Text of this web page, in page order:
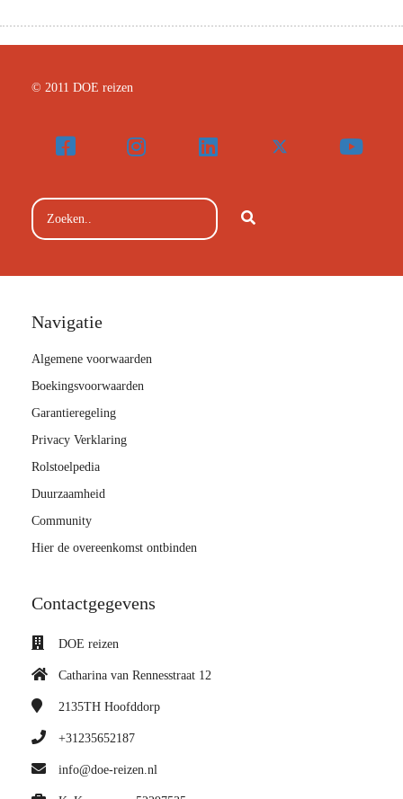
© 2011 DOE reizen
Navigatie
Algemene voorwaarden
Boekingsvoorwaarden
Garantieregeling
Privacy Verklaring
Rolstoelpedia
Duurzaamheid
Community
Hier de overeenkomst ontbinden
Contactgegevens
DOE reizen
Catharina van Rennesstraat 12
2135TH Hoofddorp
+31235652187
info@doe-reizen.nl